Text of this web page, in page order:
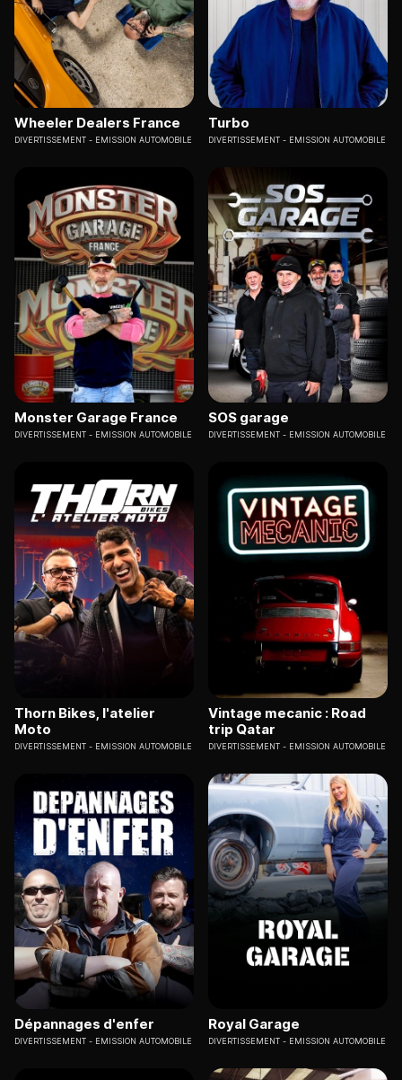
Wheeler Dealers France
DIVERTISSEMENT EMISSION AUTOMOBILE
Turbo
DIVERTISSEMENT EMISSION AUTOMOBILE
Monster Garage France
DIVERTISSEMENT EMISSION AUTOMOBILE
SOS garage
DIVERTISSEMENT EMISSION AUTOMOBILE
Thorn Bikes, l'atelier
Moto
DIVERTISSEMENT EMISSION AUTOMOBILE
Vintage mecanic : Road
trip Qatar
DIVERTISSEMENT EMISSION AUTOMOBILE
Dépannages d'enfer
DIVERTISSEMENT EMISSION AUTOMOBILE
Royal Garage
DIVERTISSEMENT EMISSION AUTOMOBILE